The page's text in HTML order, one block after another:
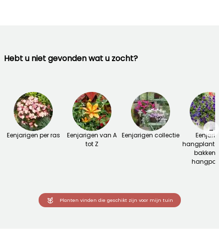
Hebt u niet gevonden wat u zocht?
Eenjarigen per ras
Eenjarigen van A
tot Z
Eenjarigen collectie
bakken
→
Planten vinden die geschikt zijn voor mijn tuin